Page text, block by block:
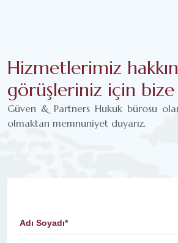
Hizmetlerimiz
görüşleriniz için bize
Güven & Partners Hukuk bürosu
olmaktan memnuniyet duyarız.
Adı Soyadı*